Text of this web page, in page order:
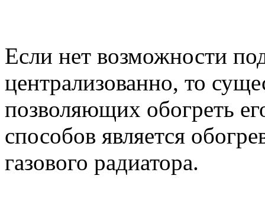
Если нет возможности
централизованно, то
позволяющих обогреть
способов является
газового радиатора.